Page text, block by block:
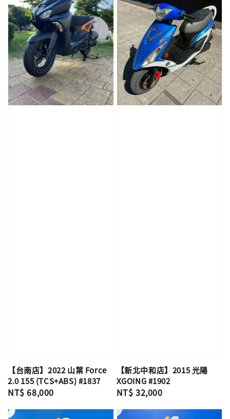
【台南店】2022 山葉 Force
2.0 155 (TCS+ABS) #1837
Regular
NT$ 68,000
【新北中和店】2015 光陽
XGOING #1902
Regular
NT$ 32,000